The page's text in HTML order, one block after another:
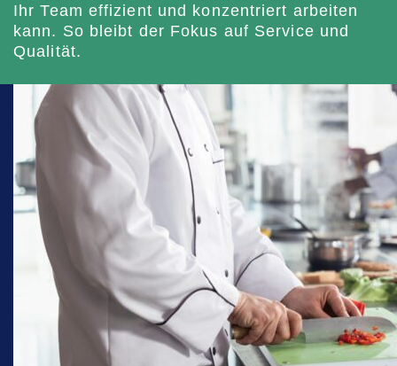
Ihr Team effizient und konzentriert arbeiten
kann. So bleibt der Fokus auf Service und
Qualität.